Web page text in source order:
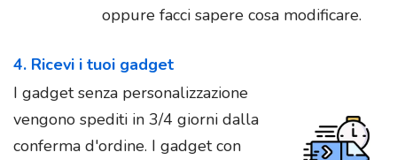
oppure facci sapere cosa modificare.
4. Ricevi i tuoi gadget
I gadget senza personalizzazione
vengono spediti in 3/4 giorni dalla
conferma d'ordine. I gadget con